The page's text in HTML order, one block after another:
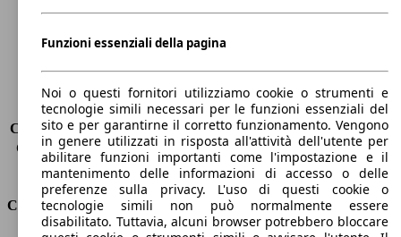
Passo
2580 mm
Carico massimo
-
Porte
5
Sedili
5
Carico sul tetto
-
Capacità di traino (senza freni) -
Capacità di traino (con freni)
-
Volume del bagagliaio
300 - 1078 l
Consumi
Funzioni essenziali della pagina
Noi o questi fornitori utilizziamo cookie o strumenti e
tecnologie simili necessari per le funzioni essenziali del
sito e per garantirne il corretto funzionamento. Vengono
in genere utilizzati in risposta all'attività dell'utente per
abilitare funzioni importanti come l'impostazione e il
mantenimento delle informazioni di accesso o delle
preferenze sulla privacy. L'uso di questi cookie o
tecnologie simili non può normalmente essere
disabilitato. Tuttavia, alcuni browser potrebbero bloccare